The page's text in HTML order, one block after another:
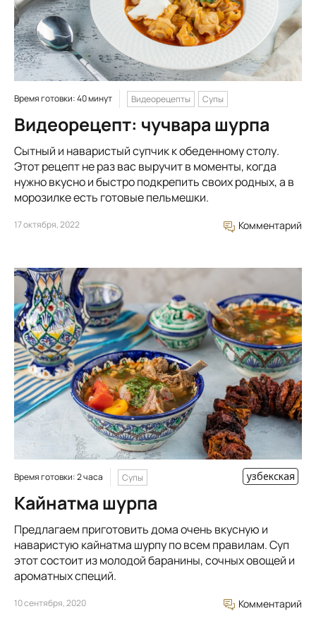
Время готовки: 40 минут Видеорецепты Супы
Видеорецепт: чучвара шурпа
Сытный и наваристый супчик к обеденному столу.
Этот рецепт не раз вас выручит в моменты, когда
нужно вкусно и быстро подкрепить своих родных, а в
морозилке есть готовые пельмешки.
17 октября, 2022 Комментарий
Время готовки: 2 часа Супы узбекская
Кайнатма шурпа
Предлагаем приготовить дома очень вкусную и
наваристую кайнатма шурпу по всем правилам. Суп
этот состоит из молодой баранины, сочных овощей и
ароматных специй.
10 сентября, 2020 Комментарий